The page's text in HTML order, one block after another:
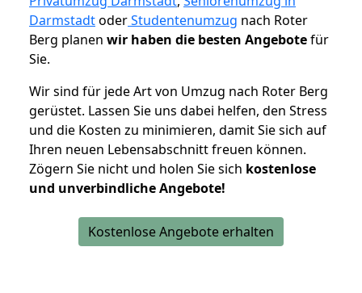
DarmstadtoderStudentenumzug nach Roter
Berg planen wir haben die besten Angebotefür
Sie.
Wir sind für jede Art von Umzug nach Roter Berg
gerüstet. Lassen Sie uns dabei helfen, den Stress
und die Kosten zu minimieren, damit Sie sich auf
Ihren neuen Lebensabschnitt freuen können.
Zögern Sie nicht und holen Sie sich kostenlose
und unverbindliche Angebote!
Kostenlose Angebote erhalten